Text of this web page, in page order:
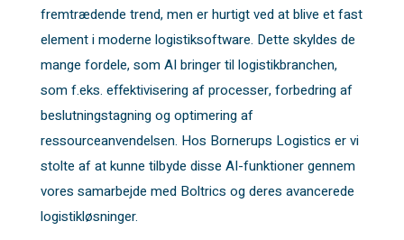
fremtrædende trend, men er hurtigt ved at blive et fast
element i moderne logistiksoftware. Dette skyldes de
mange fordele, som AI bringer til logistikbranchen,
som f.eks. effektivisering af processer, forbedring af
beslutningstagning og optimering af
ressourceanvendelsen. Hos Bornerups Logistics er vi
stolte af at kunne tilbyde disse AI-funktioner gennem
vores samarbejde med Boltrics og deres avancerede
logistikløsninger.